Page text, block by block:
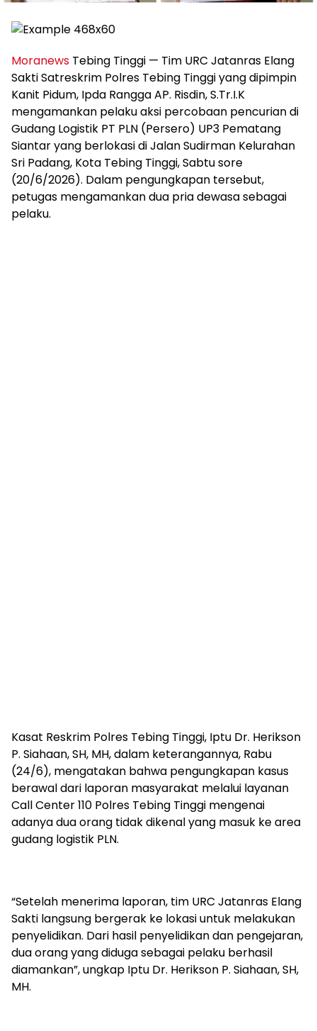
Moranews Tebing Tinggi — Tim URC Jatanras Elang
Sakti Satreskrim Polres Tebing Tinggi yang dipimpin
Kanit Pidum, Ipda Rangga AP. Risdin, S.Tr.I.K
mengamankan pelaku aksi percobaan pencurian di
Gudang Logistik PT PLN (Persero) UP3 Pematang
Siantar yang berlokasi di Jalan Sudirman Kelurahan
Sri Padang, Kota Tebing Tinggi, Sabtu sore
(20/6/2026). Dalam pengungkapan tersebut,
petugas mengamankan dua pria dewasa sebagai
pelaku.
Kasat Reskrim Polres Tebing Tinggi, Iptu Dr. Herikson
P. Siahaan, SH, MH, dalam keterangannya, Rabu
(24/6), mengatakan bahwa pengungkapan kasus
berawal dari laporan masyarakat melalui layanan
Call Center 110 Polres Tebing Tinggi mengenai
adanya dua orang tidak dikenal yang masuk ke area
gudang logistik PLN.
“Setelah menerima laporan, tim URC Jatanras Elang
Sakti langsung bergerak ke lokasi untuk melakukan
penyelidikan. Dari hasil penyelidikan dan pengejaran,
dua orang yang diduga sebagai pelaku berhasil
diamankan”, ungkap Iptu Dr. Herikson P. Siahaan, SH,
MH.